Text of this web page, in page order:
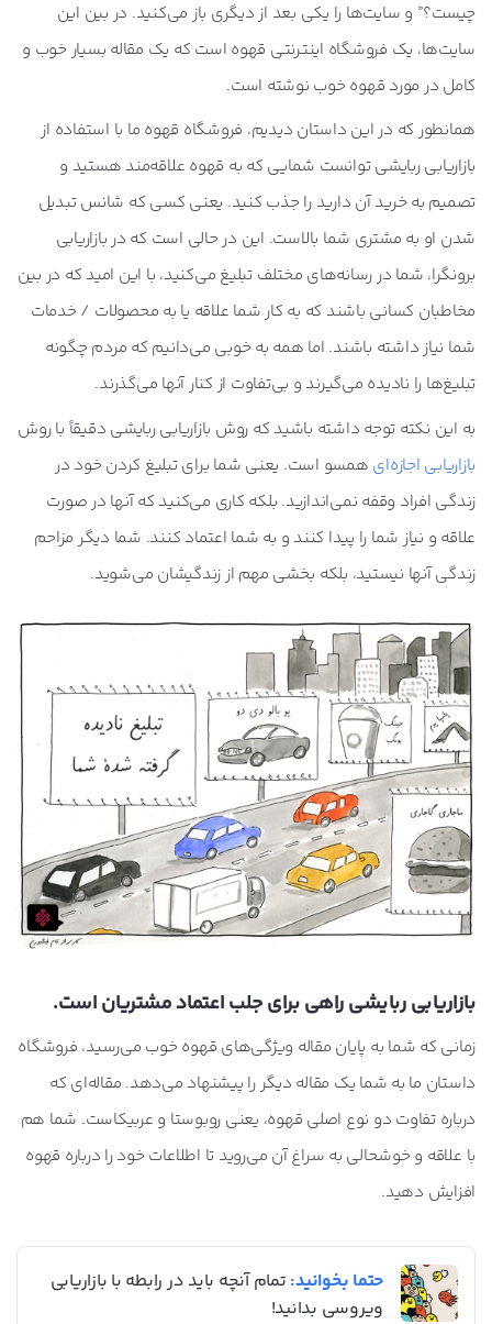
چیست؟” و سایت‌ها را یکی بعد از دیگری باز می‌کنید. در بین این
سایت‌ها، یک فروشگاه اینترنتی قهوه است که یک مقاله بسیار خوب و
کامل در مورد قهوه خوب نوشته است.
همانطور که در این داستان دیدیم، فروشگاه قهوه ما با استفاده از
بازاریابی ربایشی توانست شمایی که به قهوه علاقه‌مند هستید و
تصمیم به خرید آن دارید را جذب کنید. یعنی کسی که شانس تبدیل
شدن او به مشتری شما بالاست. این در حالی است که در بازاریابی
برونگرا، شما در رسانه‌های مختلف تبلیغ می‌کنید، با این امید که در بین
مخاطبان کسانی باشند که به کار شما علاقه یا به محصولات / خدمات
شما نیاز داشته باشند. اما همه به خوبی می‌دانیم که مردم چگونه
تبلیغ‌ها را نادیده می‌گیرند و بی‌تفاوت از کنار آنها می‌گذرند.
به این نکته توجه داشته باشید که روش بازاریابی ربایشی دقیقاً با روش
بازاریابی اجازه‌ای همسو است. یعنی شما برای تبلیغ کردن خود در
زندگی افراد وقفه نمی‌اندازید. بلکه کاری می‌کنید که آنها در صورت
علاقه و نیاز شما را پیدا کنند و به شما اعتماد کنند. شما دیگر مزاحم
زندگی آنها نیستید، بلکه بخشی مهم از زندگیشان می‌شوید.
بازاریابی ربایشی راهی برای جلب اعتماد مشتریان است.
زمانی که شما به پایان مقاله ویژگی‌های قهوه خوب می‌رسید، فروشگاه
داستان ما به شما یک مقاله دیگر را پیشنهاد می‌دهد. مقاله‌ای که
درباره تفاوت دو نوع اصلی قهوه، یعنی روبوستا و عربیکاست. شما هم
با علاقه و خوشحالی به سراغ آن می‌روید تا اطلاعات خود را درباره قهوه
افزایش دهید.
حتما بخوانید: تمام آنچه باید در رابطه با بازاریابی
ویروسی بدانید!